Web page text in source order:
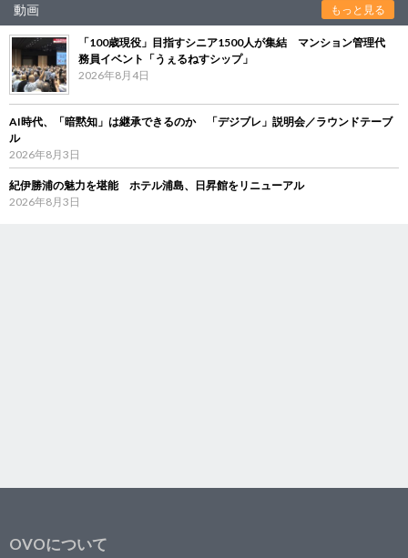
動画 もっと見る
「100歳現役」目指すシニア1500人が集結 マンション管理代
務員イベント「うぇるねすシップ」
2026年8月4日
AI時代、「暗黙知」は継承できるのか 「デジブレ」説明会／ラウンドテーブ
ル
2026年8月3日
紀伊勝浦の魅力を堪能 ホテル浦島、日昇館をリニューアル
2026年8月3日
OVOについて